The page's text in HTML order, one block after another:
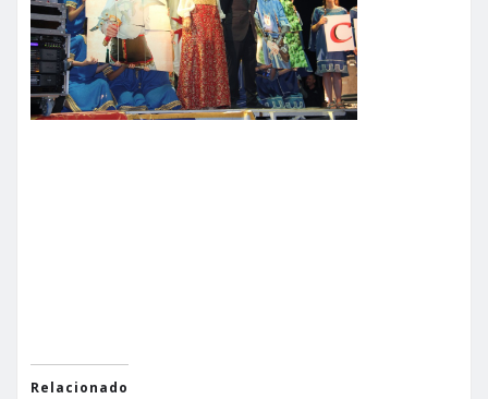
Relacionado